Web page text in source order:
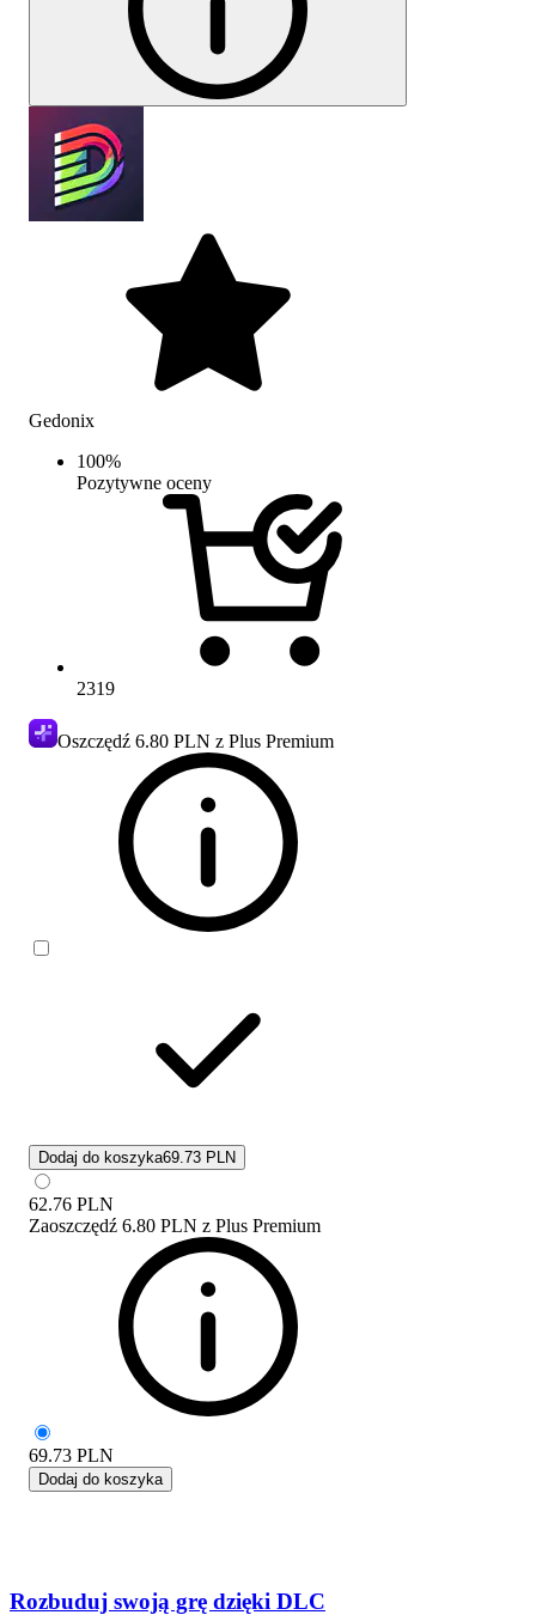
Gedonix
100%
Pozytywne oceny
2319
Oszczędź 6.80 PLN z Plus Premium
Dodaj do koszyka69.73 PLN
62.76 PLN
Zaoszczędź 6.80 PLN z Plus Premium
69.73 PLN
Dodaj do koszyka
Rozbuduj swoją grę dzięki DLC